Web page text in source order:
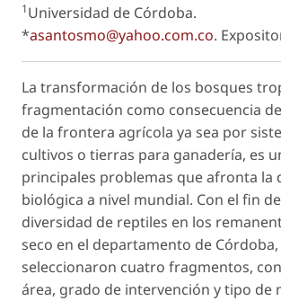
1Universidad de Córdoba.
*asantosmo@yahoo.com.co.
La transformación de los bosques
fragmentación como consecuencia
de la frontera agrícola ya sea por
cultivos o tierras para ganadería, es
principales problemas que afronta la
biológica a nivel mundial. Con el fin
diversidad de reptiles en los
seco en el departamento de Córdoba,
seleccionaron cuatro fragmentos,
área, grado de intervención y tipo de